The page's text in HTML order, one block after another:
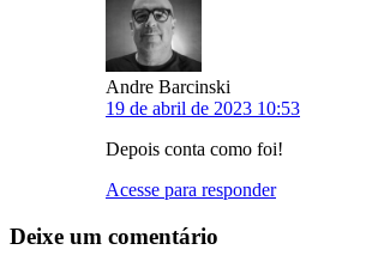
Andre Barcinski
19 de abril de 2023 10:53
Depois conta como foi!
Acesse para responder
Deixe um comentário